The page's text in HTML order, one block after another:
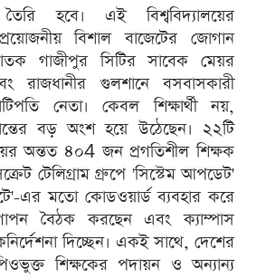
হবে। এই বিশ্ববিদ্যালয়ের
বিশাল বাজেটের জোগান
গাজীপুর সিটির সাবেক মেয়র
রাজধানীর গুলশানে বসবাসকারী
নেতা। কেবল শিক্ষার্থী নয়,
বড় অংশ হয়ে উঠেছেন। ২২টি
অন্তত ৪০4 জন প্রগতিশীল শিক্ষক
টেলিগ্রাম গ্রুপে 'সিস্টেম আপডেট'
এর মতো কোডওয়ার্ড ব্যবহার করে
বৈঠক করছেন এবং ক্যাম্পাস
দিচ্ছেন। একই সাথে, দেশের
শিক্ষকের পদায়ন ও অন্যান্য